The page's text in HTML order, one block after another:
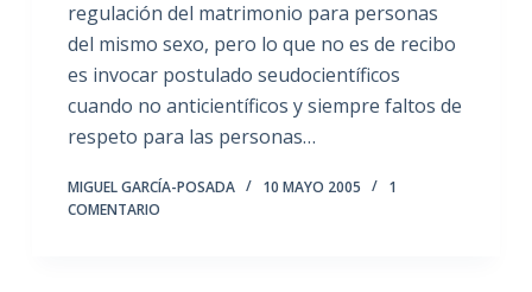
regulación del matrimonio para personas
del mismo sexo, pero lo que no es de recibo
es invocar postulado seudocientíficos
cuando no anticientíficos y siempre faltos de
respeto para las personas…
MIGUEL GARCÍA-POSADA 10 MAYO 2005
1
COMENTARIO